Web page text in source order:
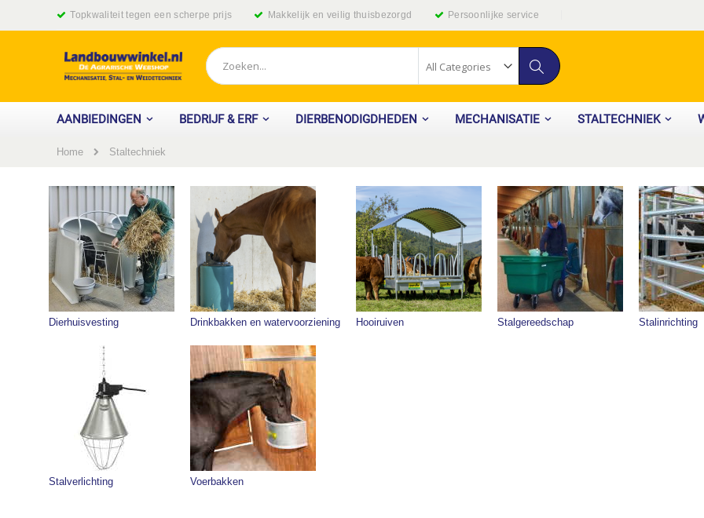
Ga
naar
inhoud
Topkwaliteit tegen een scherpe prijs Makkelijk en veilig thuisbezorgd Persoonlijke service
Zoek
Zoek
AANBIEDINGEN BEDRIJF & ERF DIERBENODIGDHEDEN MECHANISATIE STALTECHNIEK
Home Staltechniek
Dierhuisvesting Drinkbakken en watervoorziening Hooiruiven Stalgereedschap Stalinrichting
Stalverlichting Voerbakken